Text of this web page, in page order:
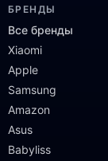
БРЕНДЫ
Все бренды
Xiaomi
Apple
Samsung
Amazon
Asus
Babyliss